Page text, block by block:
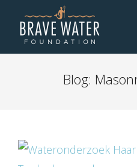
Blog: